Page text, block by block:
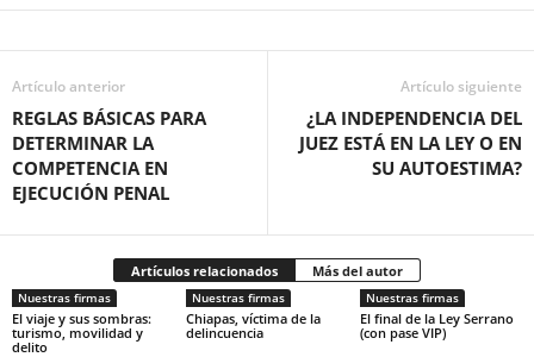
Artículo anterior
REGLAS BÁSICAS PARA
DETERMINAR LA
COMPETENCIA EN
EJECUCIÓN PENAL
Artículo siguiente
¿LA INDEPENDENCIA DEL
JUEZ ESTÁ EN LA LEY O EN
SU AUTOESTIMA?
Artículos relacionados Más del autor
Nuestras firmas
El viaje y sus sombras:
turismo, movilidad y
delito
Nuestras firmas
Chiapas, víctima de la
delincuencia
Nuestras firmas
El final de la Ley Serrano
(con pase VIP)